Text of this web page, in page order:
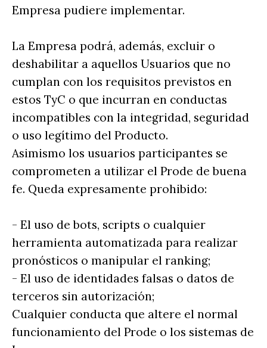
Empresa pudiere implementar.
La Empresa podrá, además, excluir o
deshabilitar a aquellos Usuarios que no
cumplan con los requisitos previstos en
estos TyC o que incurran en conductas
incompatibles con la integridad, seguridad
o uso legítimo del Producto.
Asimismo los usuarios participantes se
comprometen a utilizar el Prode de buena
fe. Queda expresamente prohibido:
- El uso de bots, scripts o cualquier
herramienta automatizada para realizar
pronósticos o manipular el ranking;
- El uso de identidades falsas o datos de
terceros sin autorización;
Cualquier conducta que altere el normal
funcionamiento del Prode o los sistemas de